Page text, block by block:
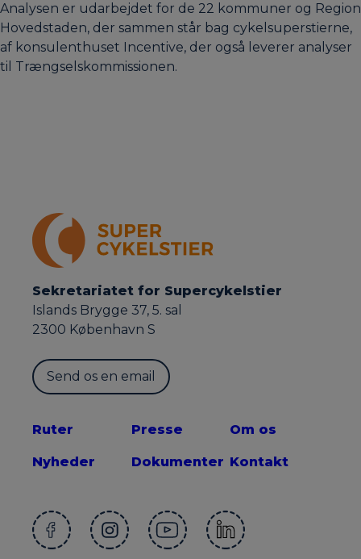
Analysen er udarbejdet for de 22 kommuner og Region
Hovedstaden, der sammen står bag cykelsuperstierne,
af konsulenthuset Incentive, der også leverer analyser
til Trængselskommissionen.
Sekretariatet for Supercykelstier
Islands Brygge 37, 5. sal
2300 København S
Send os en email
Ruter
Nyheder
Presse
Dokumenter
Om os
Kontakt